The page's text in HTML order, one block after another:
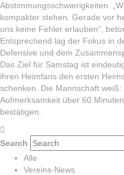
Abstimmungsschwierigkeiten.
kompakter stehen. Gerade vor
uns keine Fehler erlauben“,
Entsprechend lag der Fokus in
Defensive und dem
Das Ziel für Samstag ist
ihren Heimfans den ersten
schenken. Die Mannschaft
Aufmerksamkeit über 60
bestätigen.
Search
Alle
Vereins-News